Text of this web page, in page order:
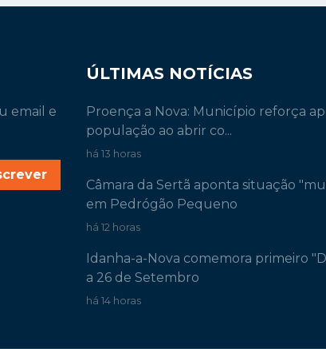
email e
ÚLTIMAS NOTÍCIAS
Proença a Nova: Município reforça
população ao abrir co...
há 13 horas
Câmara da Sertã aponta situação
em Pedrógão Pequeno
há 12 horas
Idanha-a-Nova comemora primeiro
a 26 de Setembro
há 14 horas